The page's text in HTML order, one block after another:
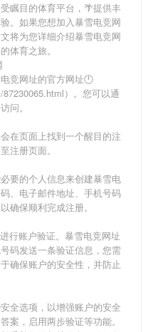
瞩目的体育平台，🌴提供丰
。如果您想加入暴雪电竞网
将为您详细介绍暴雪电竞网
体育之旅。
竞网址的官方网址🕛
）。您可以通
问。
在页面上找到一个醒目的注
注册页面。
要的个人信息来创建暴雪电
、电子邮件地址、手机号码
确保顺利完成注册。
行账户验证。 暴雪电竞网址
码发送一条验证信息，您需
确保账户的安全性，并防止
全选项，以增强账户的安全
案，启用两步验证等功能。